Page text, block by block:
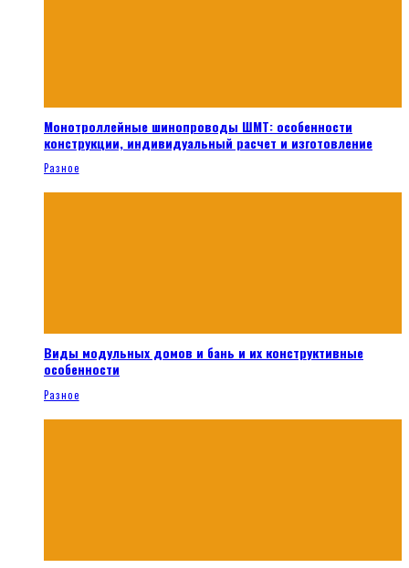
Монотроллейные шинопроводы ШМТ: особенности
конструкции, индивидуальный расчет и изготовление
Разное
Виды модульных домов и бань и их конструктивные
особенности
Разное